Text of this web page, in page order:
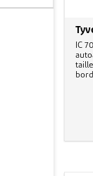
IC